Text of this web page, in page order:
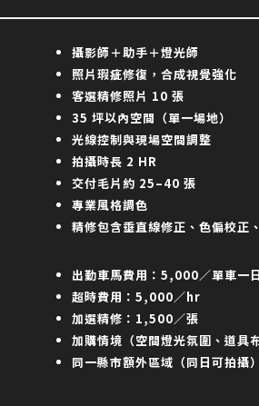
攝影師＋助手＋燈光師
照片瑕疵修復，合成視覺強化
客選精修照片 10 張
35 坪以內空間（單一場地）
光線控制與現場空間調整
拍攝時長 2 HR
交付毛片約 25–40 張
專業風格調色
精修包含垂直線修正、色偏校正
出勤車馬費用：5,000／單車一日
超時費用：5,000／hr
加選精修：1,500／張
加購情境（空間燈光氛圍、道具
同一縣市額外區域（同日可拍攝